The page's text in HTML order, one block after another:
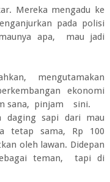
Mereka mengadu ke
pada polisi
apa, mau jadi
mengutamakan
ekonomi
sana, pinjam sini.
daging sapi dari mau
tetap sama, Rp 100
oleh lawan. Didepan
teman, tapi di